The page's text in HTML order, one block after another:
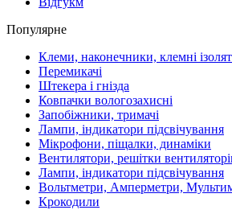
Популярне
Клеми, наконечники, клемні
Перемикачі
Штекера і гнізда
Ковпачки вологозахисні
Запобіжники, тримачі
Лампи, індикатори підсвічування
Мікрофони, піщалки, динаміки
Вентилятори, решітки
Лампи, індикатори підсвічування
Вольтметри, Амперметри,
Крокодили